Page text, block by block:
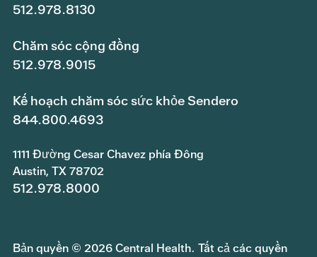
512.978.8130
Chăm sóc cộng đồng
512.978.9015
Kế hoạch chăm sóc sức khỏe Sendero
844.800.4693
1111 Đường Cesar Chavez phía Đông
Austin, TX 78702
512.978.8000
Bản quyền © 2026 Central Health. Tất cả các quyền